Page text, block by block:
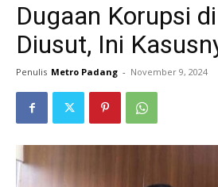
Dugaan Korupsi
Diusut, Ini
Penulis Metro Padang - November 9, 2024